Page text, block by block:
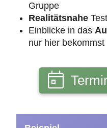
Gruppe
Realitätsnahe
Einblicke in das
nur hier bekommst